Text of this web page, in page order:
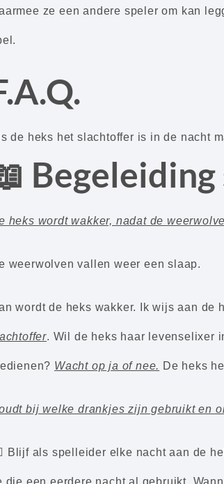
ze een andere speler om kan
de heks het slachtoffer is in de nacht
heks wordt wakker, nadat de
weerwolven vallen weer een slaap.
wordt de heks wakker. Ik wijs aan de
. Wil de heks haar levenselixer
Wacht op ja of nee. De heks
bij welke drankjes zijn gebruikt en
Blijf als spelleider elke nacht aan de